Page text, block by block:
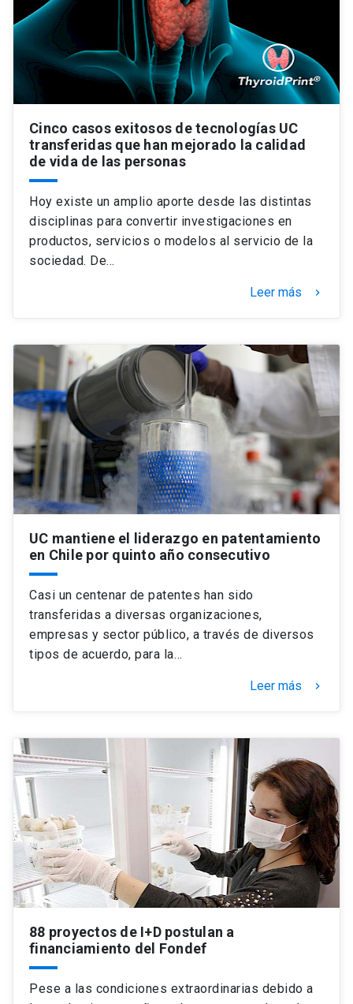
Cinco casos exitosos de tecnologías UC
transferidas que han mejorado la calidad
de vida de las personas
Hoy existe un amplio aporte desde las distintas
disciplinas para convertir investigaciones en
productos, servicios o modelos al servicio de la
sociedad. De…
Leer más keyboard_arrow_right
UC mantiene el liderazgo en patentamiento
en Chile por quinto año consecutivo
Casi un centenar de patentes han sido
transferidas a diversas organizaciones,
empresas y sector público, a través de diversos
tipos de acuerdo, para la…
Leer más keyboard_arrow_right
88 proyectos de I+D postulan a
financiamiento del Fondef
Pese a las condiciones extraordinarias debido a